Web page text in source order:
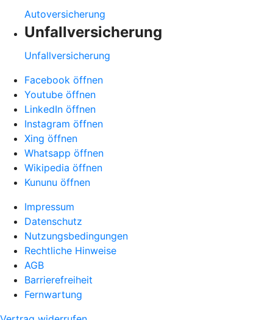
Autoversicherung
Unfallversicherung
Unfallversicherung
Facebook öffnen
Youtube öffnen
LinkedIn öffnen
Instagram öffnen
Xing öffnen
Whatsapp öffnen
Wikipedia öffnen
Kununu öffnen
Impressum
Datenschutz
Nutzungsbedingungen
Rechtliche Hinweise
AGB
Barrierefreiheit
Fernwartung